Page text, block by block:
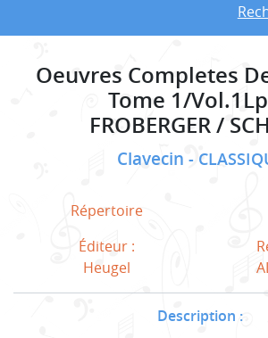
Oeuvres Completes
Tome 1/
FROBERGER /
Clavecin
Répertoire
Éditeur :
Heugel
Description :